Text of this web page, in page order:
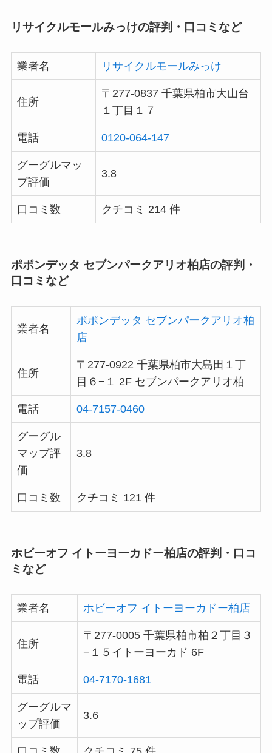
リサイクルモールみっけの評判・口コミなど
業者名 リサイクルモールみっけ
住所
〒277-0837 千葉県柏市大山台
１丁目１７
電話 0120-064-147
グーグルマッ
プ評価
3.8
口コミ数 クチコミ 214 件
ポポンデッタ セブンパークアリオ柏店の評判・
口コミなど
業者名
ポポンデッタ セブンパークアリオ柏
店
住所
〒277-0922 千葉県柏市大島田１丁
目６−１ 2F セブンパークアリオ柏
電話 04-7157-0460
グーグル
マップ評
価
3.8
口コミ数 クチコミ 121 件
ホビーオフ イトーヨーカドー柏店の評判・口コ
ミなど
業者名 ホビーオフ イトーヨーカドー柏店
住所
〒277-0005 千葉県柏市柏２丁目３
−１５イトーヨーカド 6F
電話 04-7170-1681
グーグルマ
ップ評価
3.6